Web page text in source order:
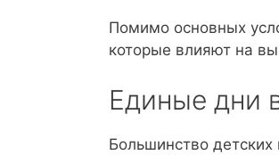
Помимо основных
которые влияют на
Единые дни
Большинство